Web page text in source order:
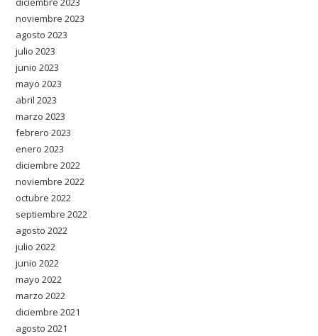
noviembre 2023
agosto 2023
julio 2023
junio 2023
mayo 2023
abril 2023
marzo 2023
febrero 2023
enero 2023
diciembre 2022
noviembre 2022
octubre 2022
septiembre 2022
agosto 2022
julio 2022
junio 2022
mayo 2022
marzo 2022
diciembre 2021
agosto 2021